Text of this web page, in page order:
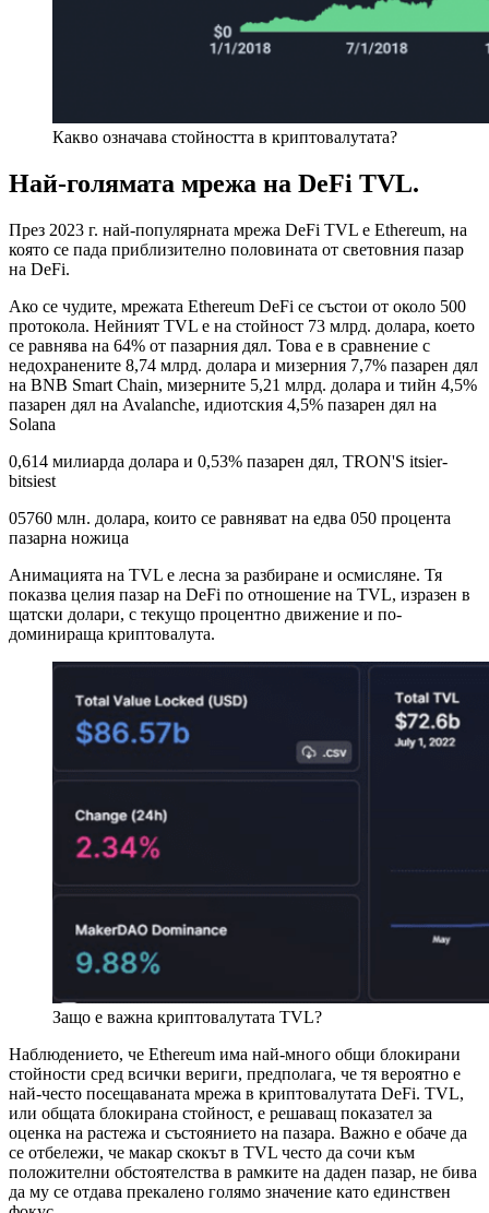
Какво означава стойността в криптовалутата?
Най-голямата мрежа на DeFi TVL.
През 2023 г. най-популярната мрежа DeFi TVL е Ethereum, на
която се пада приблизително половината от световния пазар
на DeFi.
Ако се чудите, мрежата Ethereum DeFi се състои от около 500
протокола. Нейният TVL е на стойност 73 млрд. долара, което
се равнява на 64% от пазарния дял. Това е в сравнение с
недохранените 8,74 млрд. долара и мизерния 7,7% пазарен дял
на BNB Smart Chain, мизерните 5,21 млрд. долара и тийн 4,5%
пазарен дял на Avalanche, идиотския 4,5% пазарен дял на
Solana
0,614 милиарда долара и 0,53% пазарен дял, TRON'S itsier-
bitsiest
05760 млн. долара, които се равняват на едва 050 процента
пазарна ножица
Анимацията на TVL е лесна за разбиране и осмисляне. Тя
показва целия пазар на DeFi по отношение на TVL, изразен в
щатски долари, с текущо процентно движение и по-
доминираща криптовалута.
Защо е важна криптовалутата TVL?
Наблюдението, че Ethereum има най-много общи блокирани
стойности сред всички вериги, предполага, че тя вероятно е
най-често посещаваната мрежа в криптовалутата DeFi. TVL,
или общата блокирана стойност, е решаващ показател за
оценка на растежа и състоянието на пазара. Важно е обаче да
се отбележи, че макар скокът в TVL често да сочи към
положителни обстоятелства в рамките на даден пазар, не бива
да му се отдава прекалено голямо значение като единствен